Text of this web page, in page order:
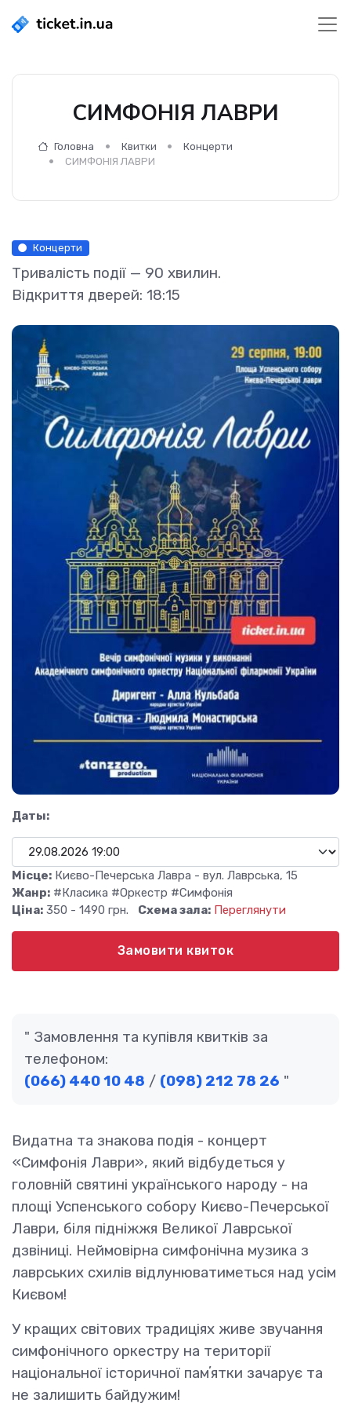
СИМФОНІЯ ЛАВРИ
Головна Квитки
Концерти
СИМФОНІЯ ЛАВРИ
Концерти
Тривалість події — 90 хвилин.
Відкриття дверей: 18:15
Даты:
Місце: Києво-Печерська Лавра - вул. Лаврська, 15
Жанр: #Класика #Оркестр #Симфонія
Ціна: 350 - 1490 грн. Схема зала: Переглянути
Замовити квиток
Замовлення та купівля квитків за
телефоном:
(066) 440 10 48 / (098) 212 78 26
Видатна та знакова подія - концерт
«Симфонія Лаври», який відбудеться у
головній святині українського народу - на
площі Успенського собору Києво-Печерської
Лаври, біля підніжжя Великої Лаврської
дзвіниці. Неймовірна симфонічна музика з
лаврських схилів відлунюватиметься над усім
Києвом!
У кращих світових традиціях живе звучання
симфонічного оркестру на території
національної історичної памʼятки зачарує та
не залишить байдужим!